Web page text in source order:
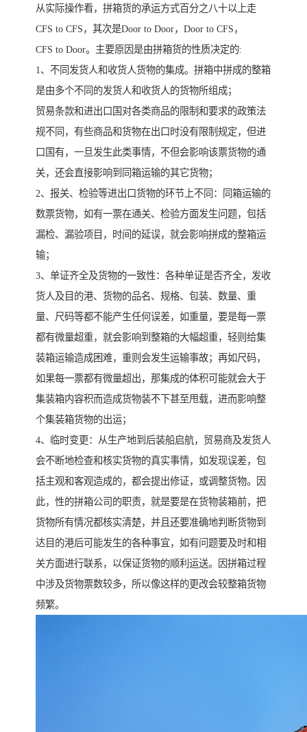
从实际操作看，拼箱货的承运方式百分之八十以上走
CFS to CFS，其次是Door to Door，Door to CFS，
CFS to Door。主要原因是由拼箱货的性质决定的:
1、不同发货人和收货人货物的集成。拼箱中拼成的整箱
是由多个不同的发货人和收货人的货物所组成；
贸易条款和进出口国对各类商品的限制和要求的政策法
规不同，有些商品和货物在出口时没有限制规定，但进
口国有，一旦发生此类事情，不但会影响该票货物的通
关，还会直接影响到同箱运输的其它货物；
2、报关、检验等进出口货物的环节上不同：同箱运输的
数票货物，如有一票在通关、检验方面发生问题，包括
漏检、漏验项目，时间的延误，就会影响拼成的整箱运
输；
3、单证齐全及货物的一致性：各种单证是否齐全，发收
货人及目的港、货物的品名、规格、包装、数量、重
量、尺码等都不能产生任何误差，如重量，要是每一票
都有微量超重，就会影响到整箱的大幅超重，轻则给集
装箱运输造成困难，重则会发生运输事故；再如尺码，
如果每一票都有微量超出，那集成的体积可能就会大于
集装箱内容积而造成货物装不下甚至甩载，进而影响整
个集装箱货物的出运；
4、临时变更：从生产地到后装船启航，贸易商及发货人
会不断地检查和核实货物的真实事情，如发现误差，包
括主观和客观造成的，都会提出修证，或调整货物。因
此，性的拼箱公司的职责，就是要是在货物装箱前，把
货物所有情况都核实清楚，并且还要准确地判断货物到
达目的港后可能发生的各种事宜，如有问题要及时和相
关方面进行联系，以保证货物的顺利运送。因拼箱过程
中涉及货物票数较多，所以像这样的更改会较整箱货物
频繁。